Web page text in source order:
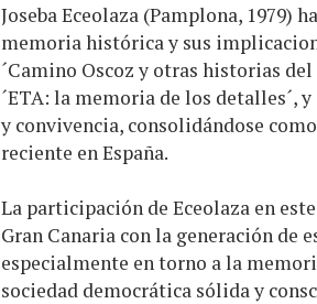
Joseba Eceolaza (Pamplona, 1979)
memoria histórica y sus
´Camino Oscoz y otras historias del
´ETA: la memoria de los detalles´,
y convivencia, consolidándose
reciente en España.
La participación de Eceolaza en
Gran Canaria con la generación de
especialmente en torno a la
sociedad democrática sólida y